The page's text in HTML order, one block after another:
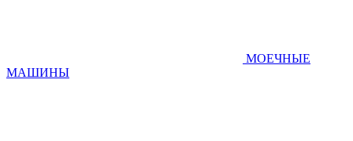
МОЕЧНЫЕ
МАШИНЫ